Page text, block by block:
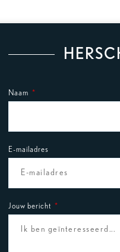
Naam
E-mailadres
Jouw bericht